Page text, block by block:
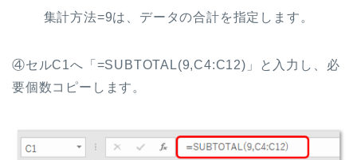
集計方法=9は、データの合計を指定します。
④セルC1へ「=SUBTOTAL(9,C4:C12)」と入力し、必
要個数コピーします。